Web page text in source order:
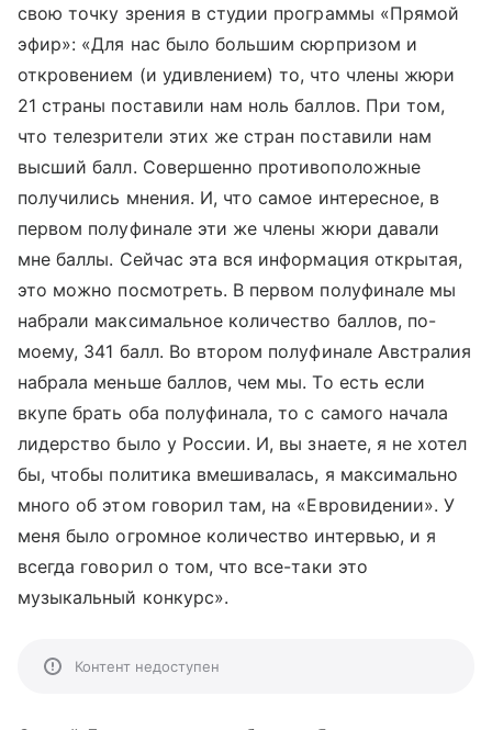
свою точку зрения в студии программы «Прямой
эфир»: «Для нас было большим сюрпризом и
откровением (и удивлением) то, что члены жюри
21 страны поставили нам ноль баллов. При том,
что телезрители этих же стран поставили нам
высший балл. Совершенно противоположные
получились мнения. И, что самое интересное, в
первом полуфинале эти же члены жюри давали
мне баллы. Сейчас эта вся информация открытая,
это можно посмотреть. В первом полуфинале мы
набрали максимальное количество баллов, по-
моему, 341 балл. Во втором полуфинале Австралия
набрала меньше баллов, чем мы. То есть если
вкупе брать оба полуфинала, то с самого начала
лидерство было у России. И, вы знаете, я не хотел
бы, чтобы политика вмешивалась, я максимально
много об этом говорил там, на «Евровидении». У
меня было огромное количество интервью, и я
всегда говорил о том, что все-таки это
музыкальный конкурс».
Контент недоступен